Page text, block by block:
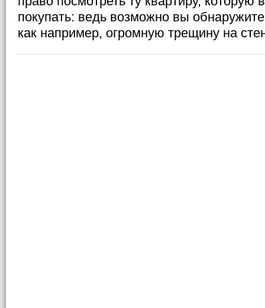
покупать: ведь возможно вы
как например, огромную трещину на